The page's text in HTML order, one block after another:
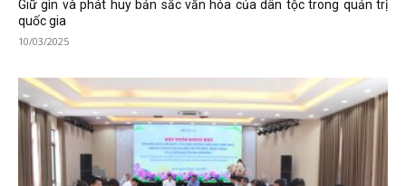
Giữ gìn và phát huy bản sắc văn hóa của dân tộc trong quản trị
quốc gia
10/03/2025